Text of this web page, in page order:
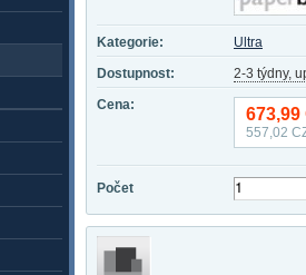
Kategorie:
Ultra
Dostupnost:
2-3 týdny,
Cena:
673,99
557,02
Počet